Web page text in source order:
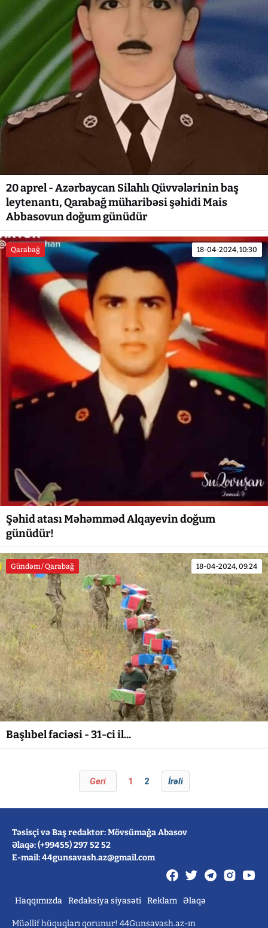
20 aprel - Azərbaycan Silahlı Qüvvələrinin baş
leytenantı, Qarabağ müharibəsi şəhidi Mais
Abbasovun doğum günüdür
Qarabağ 18-04-2024, 10:30
Şəhid atası Məhəmməd Alqayevin doğum
günüdür!
Gündəm / Qarabağ 18-04-2024, 09:24
Başlıbel faciəsi - 31-ci il...
Geri 1 2 İrəli
Təsisçi və Baş redaktor: Mövsümağa Abasov
Əlaqə: (+99455) 297 52 52
E-mail: 44gunsavash.az@gmail.com
Haqqımızda Redaksiya siyasəti Reklam Əlaqə
Müəllif hüquqları qorunur! 44Gunsavash.az-ın